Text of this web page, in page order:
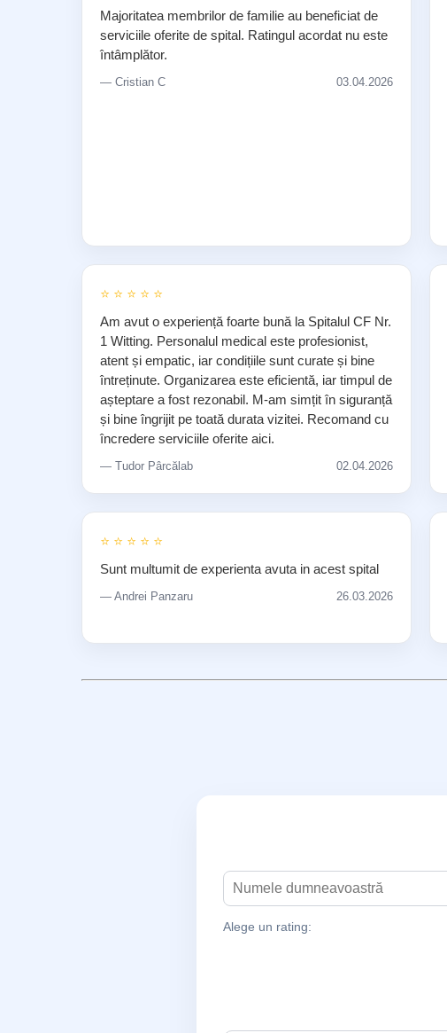
Majoritatea membrilor de familie au beneficiat de
serviciile oferite de spital. Ratingul acordat nu este
întâmplător.
— Cristian C 03.04.2026
⭐ ⭐ ⭐ ⭐ ⭐
Am avut o experiență foarte bună la Spitalul CF Nr.
1 Witting. Personalul medical este profesionist,
atent și empatic, iar condițiile sunt curate și bine
întreținute. Organizarea este eficientă, iar timpul de
așteptare a fost rezonabil. M-am simțit în siguranță
și bine îngrijit pe toată durata vizitei. Recomand cu
încredere serviciile oferite aici.
— Tudor Pârcălab 02.04.2026
⭐ ⭐ ⭐ ⭐ ⭐
Sunt multumit de experienta avuta in acest spital
— Andrei Panzaru 26.03.2026
Alege un rating: